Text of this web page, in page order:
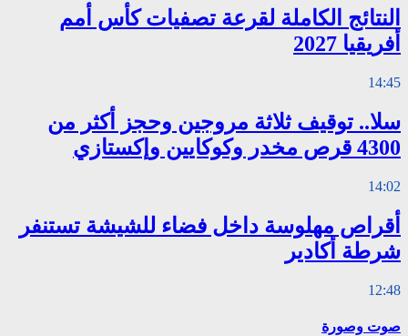
النتائج الكاملة لقرعة تصفيات كأس أمم
أفريقيا 2027
14:45
سلا.. توقيف ثلاثة مروجين وحجز أكثر من
4300 قرص مخدر وكوكايين وإكستازي
14:02
أقراص مهلوسة داخل فضاء للشيشة تستنفر
شرطة أكادير
12:48
صوت وصورة